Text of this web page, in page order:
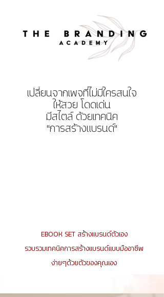
เปลี่ยนจากเพจที่ไม่มีใครสนใจ
ให้สวย โดดเด่น
มีสไตล์ ด้วยเทคนิค
"การสร้างแบรนด์"
EBOOK SET สร้างแบรนด์ตัวเอง
รวบรวมเทคนิคการสร้างแบรนด์แบบมืออาชีพ
ง่ายๆด้วยตัวของคุณเอง